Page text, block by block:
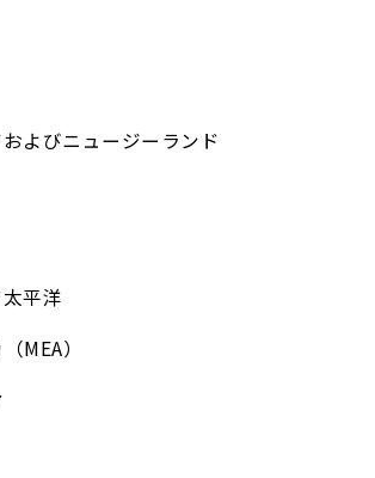
よびニュージーランド
平洋
MEA）